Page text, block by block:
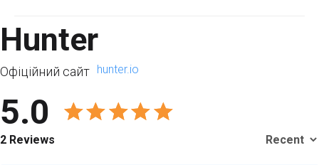
Hunter
Офіційний сайт hunter.io
5.0
2 Reviews